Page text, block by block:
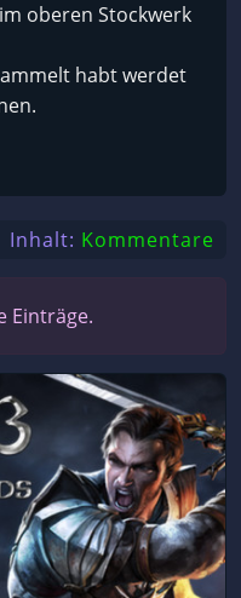
oberen Stockwerk
habt werdet
Inhalt: Kommentare
Einträge.